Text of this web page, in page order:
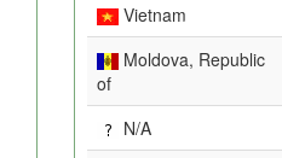
Vietnam
Moldova, Republic
of
N/A